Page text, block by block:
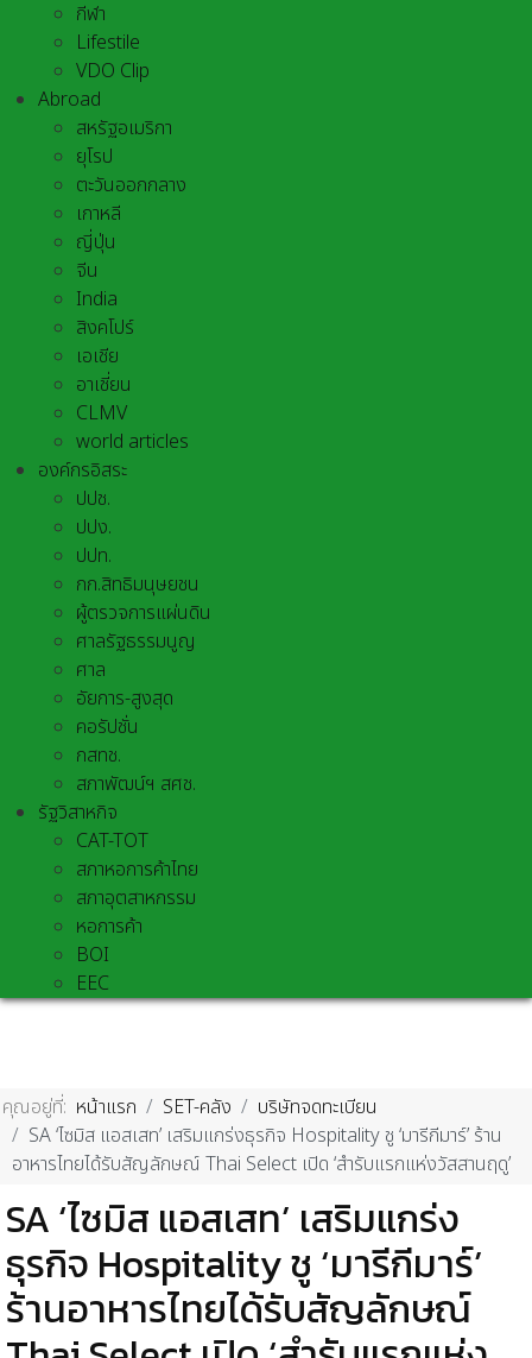
กีฬา
Lifestile
VDO Clip
Abroad
สหรัฐอเมริกา
ยุโรป
ตะวันออกกลาง
เกาหลี
ญี่ปุ่น
จีน
India
สิงคโปร์
เอเชีย
อาเชี่ยน
CLMV
world articles
องค์กรอิสระ
ปปช.
ปปง.
ปปท.
กก.สิทธิมนุษยชน
ผู้ตรวจการแผ่นดิน
ศาลรัฐธรรมนูญ
ศาล
อัยการ-สูงสุด
คอรัปชั่น
กสทช.
สภาพัฒน์ฯ สศช.
รัฐวิสาหกิจ
CAT-TOT
สภาหอการค้าไทย
สภาอุตสาหกรรม
หอการค้า
BOI
EEC
คุณอยู่ที่: หน้าแรก SET-คลัง
บริษัทจดทะเบียน
SA ‘ไซมิส แอสเสท’ เสริมแกร่งธุรกิจ Hospitality ชู ‘มารีกีมาร์’ ร้าน
อาหารไทยได้รับสัญลักษณ์ Thai Select เปิด ‘สำรับแรกแห่งวัสสานฤดู’
SA ‘ไซมิส แอสเสท’ เสริมแกร่ง
ธุรกิจ Hospitality ชู ‘มารีกีมาร์’
ร้านอาหารไทยได้รับสัญลักษณ์